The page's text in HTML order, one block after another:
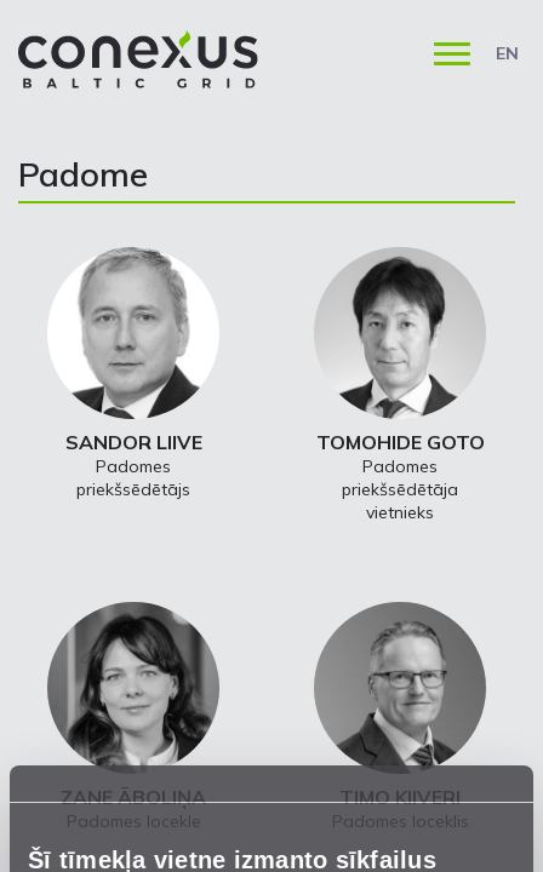
Šī tīmekļa vietne izmanto sīkfailus
EN
Padome
SANDOR LIIVE
Padomes
priekšsēdētājs
TOMOHIDE GOTO
Padomes
priekšsēdētāja
vietnieks
ZANE ĀBOLIŅA
Padomes locekle
TIMO KIIVERI
Padomes loceklis